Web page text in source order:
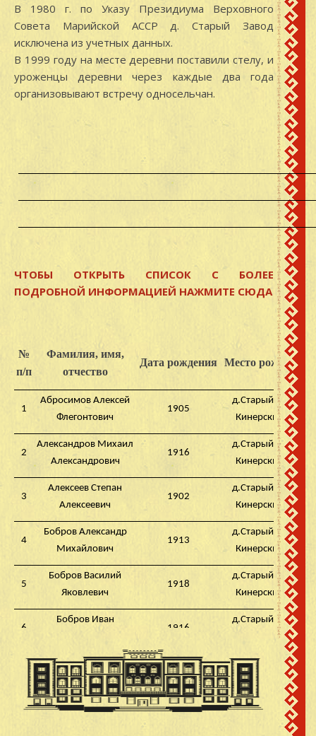
В 1980 г. по Указу Президиума Верховного
Совета Марийской АССР д. Старый Завод
исключена из учетных данных.
В 1999 году на месте деревни поставили стелу, и
уроженцы деревни через каждые два года
организовывают встречу односельчан.
ЧТОБЫ ОТКРЫТЬ СПИСОК С БОЛЕЕ
ПОДРОБНОЙ ИНФОРМАЦИЕЙ НАЖМИТЕ СЮДА
№
п/п
Фамилия, имя,
отчество
Дата рождения Место рождения
1
Абросимов Алексей
Флегонтович
1905
д.Старый Завод
Кинерский с/с
2
Александров Михаил
Александрович
1916
д.Старый Завод
Кинерский с/с
3
Алексеев Степан
Алексеевич
1902
д.Старый Завод
Кинерский с/с
4
Бобров Александр
Михайлович
1913
д.Старый Завод
Кинерский с/с
5
Бобров Василий
Яковлевич
1918
д.Старый Завод
Кинерский с/с
6
Бобров Иван
1916
д.Старый Завод
Кинерский с/с
Бойков Порфирий
Васильевич
1909
д.Старый Завод
Кинерский с/с
Герасимов Василий
д.Старый Завод
Кинерский с/с